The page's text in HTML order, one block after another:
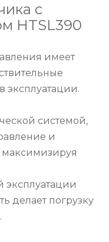
с
HTSL390
имеет
эксплуатации.
системой,
и
эксплуатации
делает погрузку